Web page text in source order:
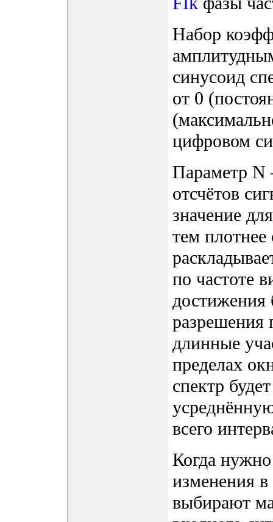
Набор
синусоид
от 0
цифровом
Параметр N
отсчётов
значение
тем плотнее
по частоте
достижения
разрешения
длинные
пределах
спектр
всего
Когда
изменения
выбирают